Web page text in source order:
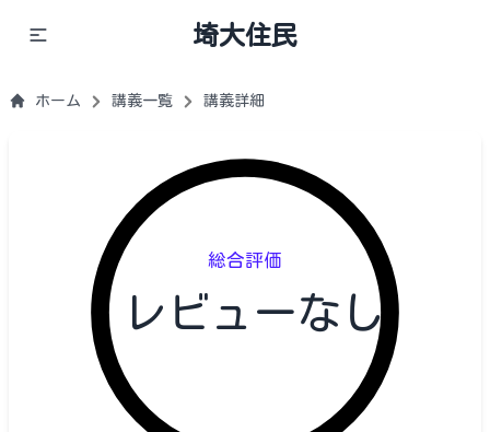
埼大住民
ホーム 講義一覧 講義詳細
総合評価
レビューなし